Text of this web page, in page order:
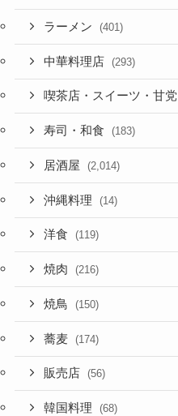
ラーメン (401)
中華料理店 (293)
喫茶店・スイーツ・甘党
寿司・和食 (183)
居酒屋 (2,014)
沖縄料理 (14)
洋食 (119)
焼肉 (216)
焼鳥 (150)
蕎麦 (174)
販売店 (56)
韓国料理 (68)